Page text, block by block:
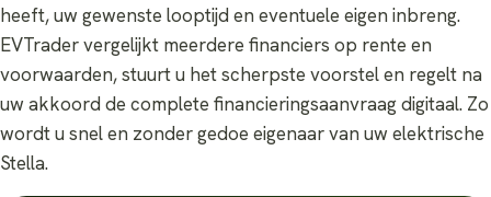
heeft, uw gewenste looptijd en eventuele eigen inbreng.
EVTrader vergelijkt meerdere financiers op rente en
voorwaarden, stuurt u het scherpste voorstel en regelt na
uw akkoord de complete financieringsaanvraag digitaal. Zo
wordt u snel en zonder gedoe eigenaar van uw elektrische
Stella.